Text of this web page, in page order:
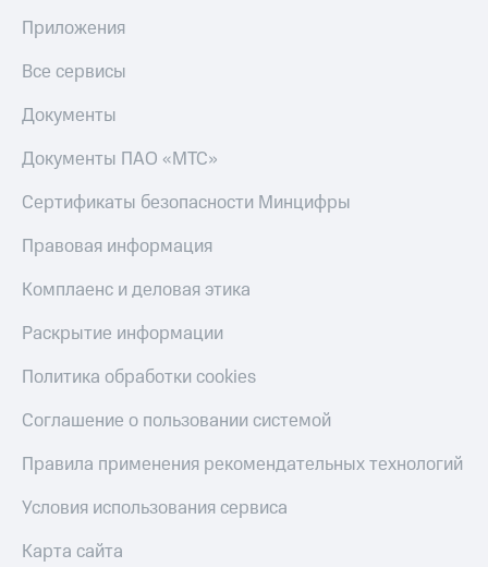
автоплатежа
Пополнить
другого
интернета
ТВ
Переводы
телефона
на карту
МТС Pay
Оплата
коду
Смартфоны
Приложения
Все сервисы
Документы
Документы ПАО «МТС»
Сертификаты безопасности Минцифры
Правовая информация
Комплаенс и деловая этика
Раскрытие информации
Политика обработки cookies
Соглашение о пользовании системой
Правила применения рекомендательных технологий
Условия использования сервиса
Карта сайта